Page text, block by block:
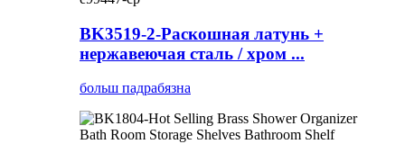
BK3519-2-Раскошная латунь +
нержавеючая сталь / хром ...
больш падрабязна